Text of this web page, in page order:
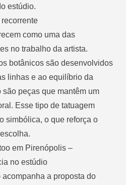
estúdio.
como uma das
no trabalho da artista.
botânicos são desenvolvidos
linhas e ao equilíbrio da
peças que mantêm um
Esse tipo de tatuagem
simbólica, o que reforça o
em Pirenópolis –
no estúdio
a proposta do